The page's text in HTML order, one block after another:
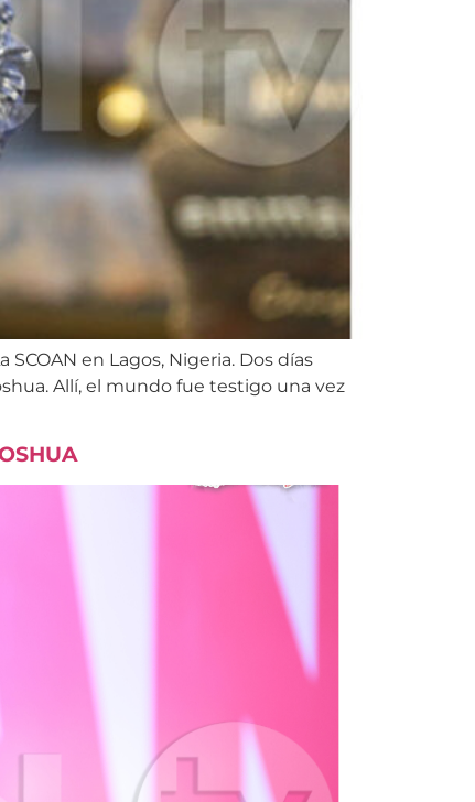
en Lagos, Nigeria. Dos días
Allí, el mundo fue testigo una vez